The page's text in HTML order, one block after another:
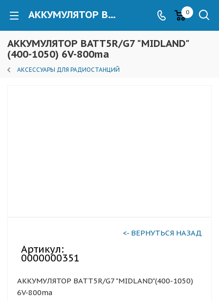
АККУМУЛЯТОР BATT5R/G7 "MIDLAND"(400-1050) 6V-800ma 0
АККУМУЛЯТОР BATT5R/G7 "MIDLAND"
(400-1050) 6V-800ma
АКСЕССУАРЫ ДЛЯ РАДИОСТАНЦИЙ
<- ВЕРНУТЬСЯ НАЗАД
Артикул:
0000000351
АККУМУЛЯТОР BATT5R/G7 "MIDLAND"(400-1050)
6V-800ma